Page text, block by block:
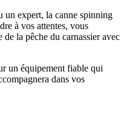
un expert, la canne spinning
à vos attentes, vous
la pêche du carnassier avec
un équipement fiable qui
dans vos